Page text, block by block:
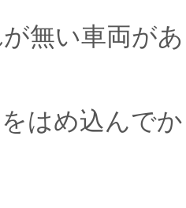
無い車両が
はめ込んで